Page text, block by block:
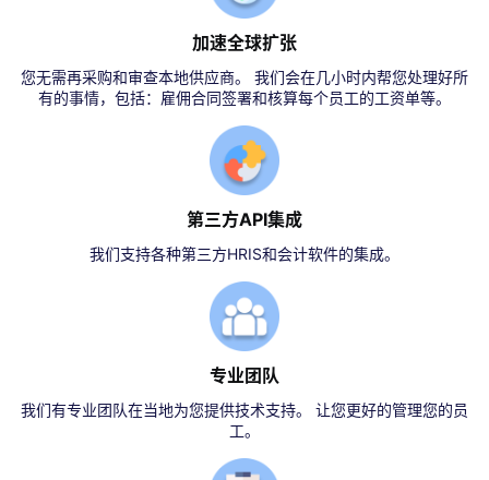
加速全球扩张
您无需再采购和审查本地供应商。 我们会在几小时内帮您处理好所
有的事情，包括：雇佣合同签署和核算每个员工的工资单等。
第三方API集成
我们支持各种第三方HRIS和会计软件的集成。
专业团队
我们有专业团队在当地为您提供技术支持。 让您更好的管理您的员
工。